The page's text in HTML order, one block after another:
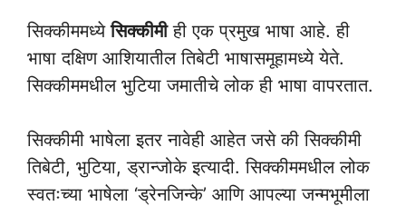
सिक्कीममध्येसिक्कीमीही एक प्रमुख भाषा आहे. ही
भाषा दक्षिण आशियातील तिबेटी भाषासमूहामध्ये येते.
सिक्कीममधील भुटिया जमातीचे लोक ही भाषा वापरतात.
सिक्कीमी भाषेला इतर नावेही आहेत जसे की सिक्कीमी
तिबेटी, भुटिया, ड्रान्जोके इत्यादी. सिक्कीममधील लोक
स्वतःच्या भाषेला ‘ड्रेनजिन्के’ आणि आपल्या जन्मभूमीला